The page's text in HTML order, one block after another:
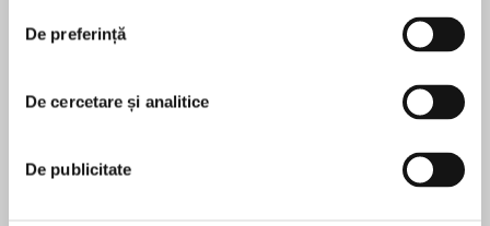
De preferință
De cercetare și analitice
De publicitate
only living relative, son Edward, is living as a
missionary in Nicaragua. Viola understands the
imagine leaving her father in the hands of
Amish, it's not the Amish way, and though she
doesn't know Ed, she judges him for
În acest moment nu există recenzii
Shelley Shepard Gray
Shelley Shepard Gray is a New York Times and